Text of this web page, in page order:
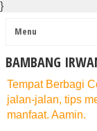
}
BAMBANG
Tempat Berbagi
jalan-jalan, tips
manfaat. Aamin.